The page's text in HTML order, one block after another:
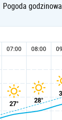
Pogoda godzinowa